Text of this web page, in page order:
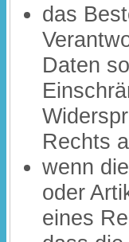
das
Daten
Rechts
wenn
oder
eines